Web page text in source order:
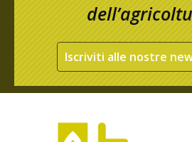
Iscriviti alle nostre